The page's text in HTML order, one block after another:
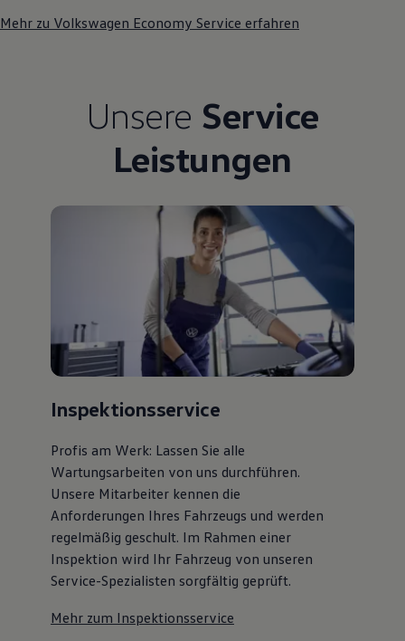
California App
Karriere
Karriere im Unternehmen
Nachhaltigkeit
Kunden
Rückblick VW Bus Festival 2023
75 Jahre Bulli Jubiläum
Bulli Magazin
Fahrzeugabholung ab Werk
Mehr zu Volkswagen Economy Service erfahren
Unsere Service
Leistungen
Inspektionsservice
Profis am Werk: Lassen Sie alle
Wartungsarbeiten von uns durchführen.
Unsere Mitarbeiter kennen die
Anforderungen Ihres Fahrzeugs und werden
regelmäßig geschult. Im Rahmen einer
Inspektion wird Ihr Fahrzeug von unseren
Service-Spezialisten sorgfältig geprüft.
Mehr zum Inspektionsservice